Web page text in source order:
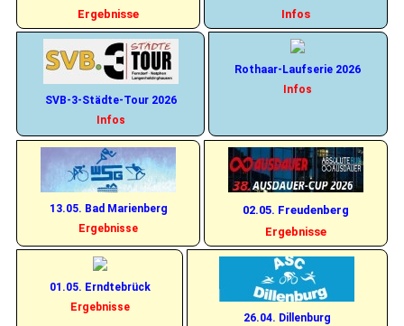
Ergebnisse
Infos
SVB-3-Städte-Tour 2026
Infos
Rothaar-Laufserie 2026
Infos
13.05. Bad Marienberg
Ergebnisse
02.05. Freudenberg
Ergebnisse
01.05. Erndtebrück
Ergebnisse
26.04. Dillenburg